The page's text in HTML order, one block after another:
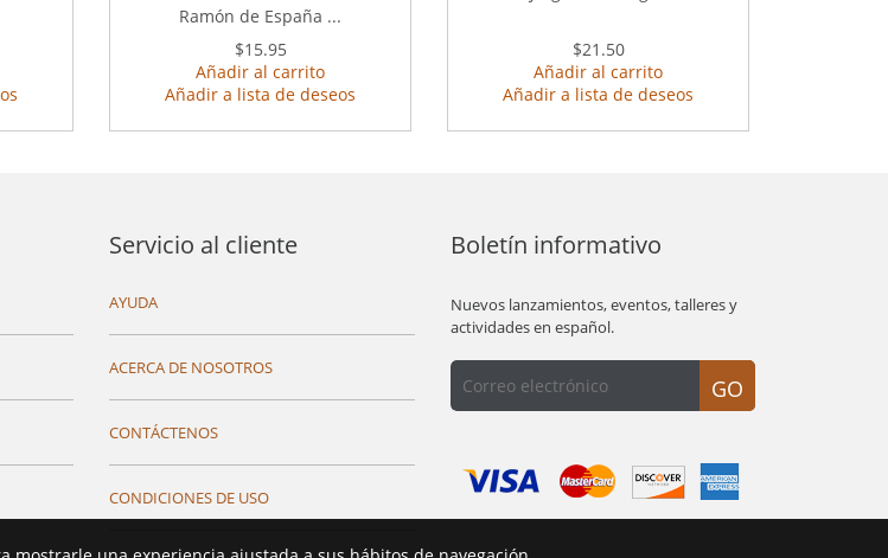
Ramón de España ...
$15.95
Añadir al carrito
Añadir a lista de deseos
$21.50
Añadir al carrito
Añadir a lista de deseos
Servicio al cliente
AYUDA
ACERCA DE NOSOTROS
CONTÁCTENOS
CONDICIONES DE USO
Boletín informativo
Nuevos lanzamientos, eventos, talleres y
actividades en español.
GO